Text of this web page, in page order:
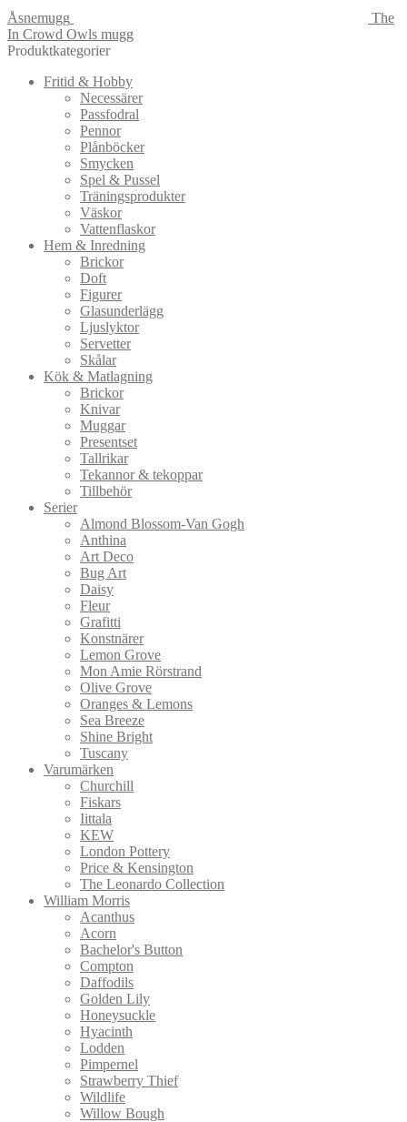
Åsnemugg
The
In Crowd Owls mugg
Produktkategorier
Fritid & Hobby
Necessärer
Passfodral
Pennor
Plånböcker
Smycken
Spel & Pussel
Träningsprodukter
Väskor
Vattenflaskor
Hem & Inredning
Brickor
Doft
Figurer
Glasunderlägg
Ljuslyktor
Servetter
Skålar
Kök & Matlagning
Brickor
Knivar
Muggar
Presentset
Tallrikar
Tekannor & tekoppar
Tillbehör
Serier
Almond Blossom-Van Gogh
Anthina
Art Deco
Bug Art
Daisy
Fleur
Grafitti
Konstnärer
Lemon Grove
Mon Amie Rörstrand
Olive Grove
Oranges & Lemons
Sea Breeze
Shine Bright
Tuscany
Varumärken
Churchill
Fiskars
Iittala
KEW
London Pottery
Price & Kensington
The Leonardo Collection
William Morris
Acanthus
Acorn
Bachelor's Button
Compton
Daffodils
Golden Lily
Honeysuckle
Hyacinth
Lodden
Pimpernel
Strawberry Thief
Wildlife
Willow Bough